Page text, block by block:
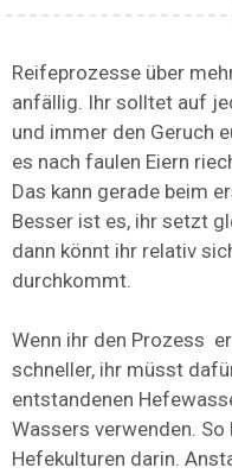
Reifeprozesse über
anfällig. Ihr solltet auf
und immer den Geruch
es nach faulen Eiern
Das kann gerade beim
Besser ist es, ihr setzt
dann könnt ihr relativ
durchkommt.
Wenn ihr den Prozess
schneller, ihr müsst
entstandenen
Wassers verwenden.
Hefekulturen darin.